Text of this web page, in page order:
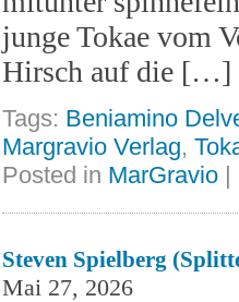
junge Tokae vom
Hirsch auf die […]
Tags: Beniamino
Margravio Verlag,
Posted in MarGravio |
Steven Spielberg
Mai 27, 2026